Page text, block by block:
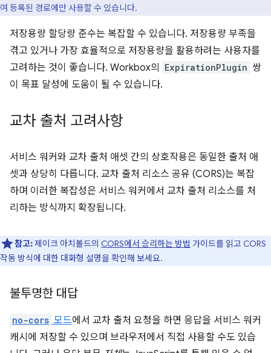
여 등록된 경로에만 사용할 수 있습니다.
저장용량 할당량 준수는 복잡할 수 있습니다. 저장용량 부족을
겪고 있거나 가장 효율적으로 저장용량을 활용하려는 사용자를
고려하는 것이 좋습니다. Workbox의
ExpirationPlugin 쌍
이 목표 달성에 도움이 될 수 있습니다.
교차 출처 고려사항
서비스 워커와 교차 출처 애셋 간의 상호작용은 동일한 출처 애
셋과 상당히 다릅니다. 교차 출처 리소스 공유 (CORS)는 복잡
하며 이러한 복잡성은 서비스 워커에서 교차 출처 리소스를 처
리하는 방식까지 확장됩니다.
참고:제이크 아치볼드의 CORS에서 승리하는 방법 가이드를 읽고 CORS
작동 방식에 대한 대화형 설명을 확인해 보세요.
불투명한 대답
no-cors 모드에서 교차 출처 요청을 하면 응답을 서비스 워커
캐시에 저장할 수 있으며 브라우저에서 직접 사용할 수도 있습